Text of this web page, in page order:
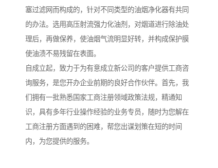
塞过滤网而构成的，针对不同类型的油烟净化器有共同
的办法。选用高压射流强力化油剂，对烟道进行除油处
理后，再做保养，使油烟气流明显好转，并构成保护膜
使油渍不易残留在表面。
自成立起，致力于为有意成立新公司的客户提供工商咨
询服务，是您开办企业前期的良好合作伙伴。首先，我
们拥有一批熟悉国家工商注册领域政策法规，精通知
识，具有多年行业操作经验的业务专员，随时为您解在
工商注册方面遇到的困难，帮您出谋划策在短的时间
内，为您提供的服务。